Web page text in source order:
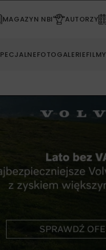
MAGAZYN NBI AUTORZY
FOTOGALERIEFILMY